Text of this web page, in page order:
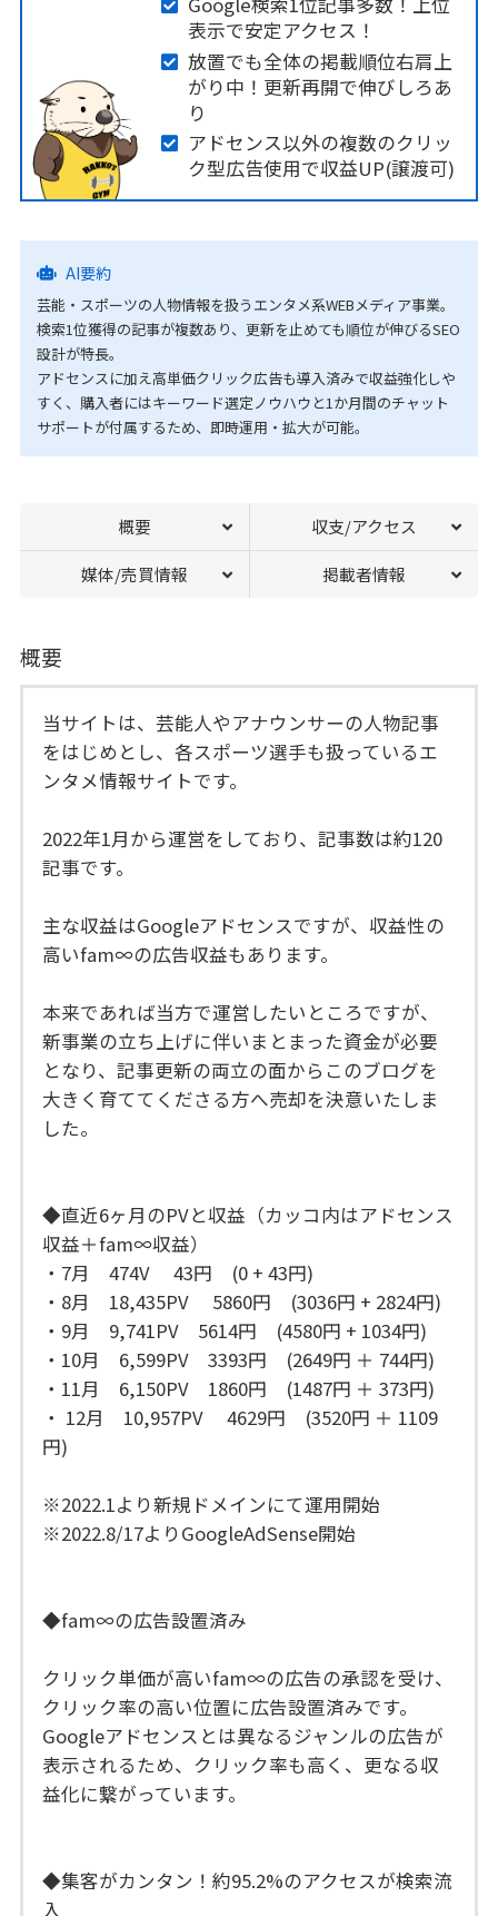
表示で安定アクセス！
放置でも全体の掲載順位右肩上
がり中！更新再開で伸びしろあ
り
アドセンス以外の複数のクリッ
ク型広告使用で収益UP(譲渡可)
AI要約
芸能・スポーツの人物情報を扱うエンタメ系WEBメディア事業。
検索1位獲得の記事が複数あり、更新を止めても順位が伸びるSEO
設計が特長。
アドセンスに加え高単価クリック広告も導入済みで収益強化しや
すく、購入者にはキーワード選定ノウハウと1か月間のチャット
サポートが付属するため、即時運用・拡大が可能。
概要 収支/アクセス
媒体/売買情報 掲載者情報
概要
当サイトは、芸能人やアナウンサーの人物記事
をはじめとし、各スポーツ選手も扱っているエ
ンタメ情報サイトです。
2022年1月から運営をしており、記事数は約120
記事です。
主な収益はGoogleアドセンスですが、収益性の
高いfam∞の広告収益もあります。
本来であれば当方で運営したいところですが、
新事業の立ち上げに伴いまとまった資金が必要
となり、記事更新の両立の面からこのブログを
大きく育ててくださる方へ売却を決意いたしま
した。
◆直近6ヶ月のPVと収益（カッコ内はアドセンス
収益＋fam∞収益）
・7月 474V 43円 (0 + 43円)
・8月 18,435PV 5860円 (3036円 + 2824円)
・9月 9,741PV 5614円 (4580円 + 1034円)
・10月 6,599PV 3393円 (2649円 ＋ 744円)
・11月 6,150PV 1860円 (1487円 ＋ 373円)
・ 12月 10,957PV 4629円 (3520円 ＋ 1109
円)
※2022.1より新規ドメインにて運用開始
※2022.8/17よりGoogleAdSense開始
◆fam∞の広告設置済み
クリック単価が高いfam∞の広告の承認を受け、
クリック率の高い位置に広告設置済みです。
Googleアドセンスとは異なるジャンルの広告が
表示されるため、クリック率も高く、更なる収
益化に繋がっています。
◆集客がカンタン！約95.2%のアクセスが検索流
入